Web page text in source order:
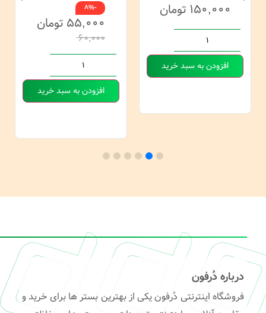
۱۵۰,۰۰۰ تومان
افزودن به سبد خرید
۶۰,۰۰۰
۵۵,۰۰۰ تومان
-8%
افزودن به سبد خرید
درباره دُرفون
فروشگاه اینترنتی دُرفون یکی از بهترین بستر ها برای خرید و